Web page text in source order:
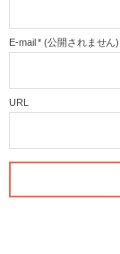
E-mail * (公開されません)
URL